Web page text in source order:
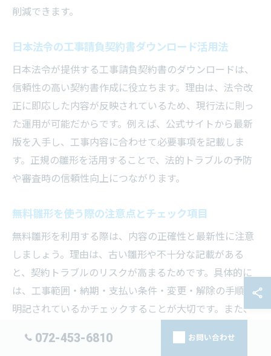
削減できます。
日本法令の工事請負契約書ダウンロード活用法
日本法令が提供する工事請負契約書のダウンロードは、
信頼性の高い契約書作成に役立ちます。理由は、法令改
正に即応した内容が反映されているため、現行法に則っ
た運用が可能だからです。例えば、公式サイトから最新
版を入手し、工事内容に合わせて必要事項を記載しま
す。正規の雛形を活用することで、法的トラブルの予防
や審査時の信頼性向上につながります。
無料雛形を使う際の注意点とチェック項目
無料雛形を利用する際は、内容の正確性と最新性に注意
しましょう。理由は、古い雛形や不十分な記載がある
と、契約トラブルのリスクが高まるためです。具体的に
は、工事範囲・納期・支払い条件・変更・解除の手順が
明記されているかチェックすることが大切です。また、
ですが、必ず自社の実情に合わせてカスタマイズするこ
072-453-6810 お問い合わせ